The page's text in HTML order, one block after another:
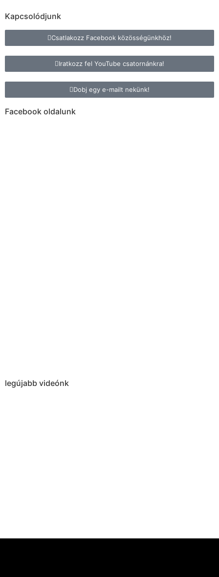
Kapcsolódjunk
Csatlakozz Facebook közösségünkhöz!
Iratkozz fel YouTube csatornánkra!
Dobj egy e-mailt nekünk!
Facebook oldalunk
legújabb videónk